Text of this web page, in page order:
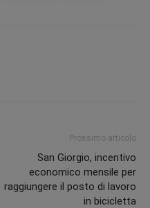
Prossimo articolo
San Giorgio, incentivo
economico mensile per
raggiungere il posto di lavoro
in bicicletta